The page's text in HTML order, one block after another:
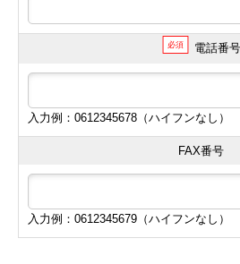
必須 電話番号
入力例：0612345678（ハイフンなし）
FAX番号
入力例：0612345679（ハイフンなし）